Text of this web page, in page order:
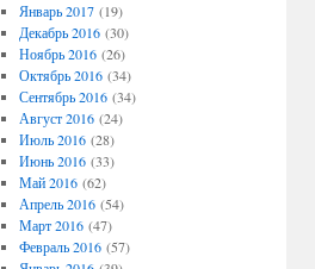
Январь 2017(19)
Декабрь 2016(30)
Ноябрь 2016(26)
Октябрь 2016(34)
Сентябрь 2016(34)
Август 2016(24)
Июль 2016(28)
Июнь 2016(33)
Май 2016(62)
Апрель 2016(54)
Март 2016(47)
Февраль 2016(57)